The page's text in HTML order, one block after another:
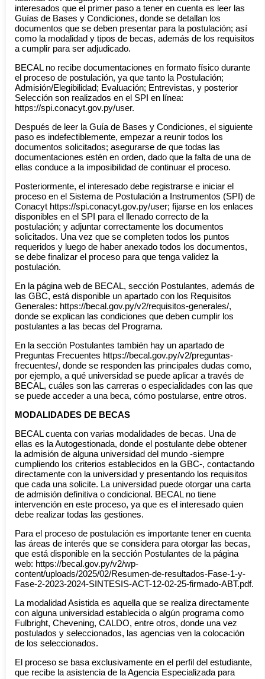
interesados que el primer paso a tener en cuenta es leer las
Guías de Bases y Condiciones, donde se detallan los
documentos que se deben presentar para la postulación; así
como la modalidad y tipos de becas, además de los requisitos
a cumplir para ser adjudicado.
BECAL no recibe documentaciones en formato físico durante
el proceso de postulación, ya que tanto la Postulación;
Admisión/Elegibilidad; Evaluación; Entrevistas, y posterior
Selección son realizados en el SPI en línea:
https://spi.conacyt.gov.py/user.
Después de leer la Guía de Bases y Condiciones, el siguiente
paso es indefectiblemente, empezar a reunir todos los
documentos solicitados; asegurarse de que todas las
documentaciones estén en orden, dado que la falta de una de
ellas conduce a la imposibilidad de continuar el proceso.
Posteriormente, el interesado debe registrarse e iniciar el
proceso en el Sistema de Postulación a Instrumentos (SPI) de
Conacyt https://spi.conacyt.gov.py/user; fijarse en los enlaces
disponibles en el SPI para el llenado correcto de la
postulación; y adjuntar correctamente los documentos
solicitados. Una vez que se completen todos los puntos
requeridos y luego de haber anexado todos los documentos,
se debe finalizar el proceso para que tenga validez la
postulación.
En la página web de BECAL, sección Postulantes, además de
las GBC, está disponible un apartado con los Requisitos
Generales: https://becal.gov.py/v2/requisitos-generales/,
donde se explican las condiciones que deben cumplir los
postulantes a las becas del Programa.
En la sección Postulantes también hay un apartado de
Preguntas Frecuentes https://becal.gov.py/v2/preguntas-
frecuentes/, donde se responden las principales dudas como,
por ejemplo, a qué universidad se puede aplicar a través de
BECAL, cuáles son las carreras o especialidades con las que
se puede acceder a una beca, cómo postularse, entre otros.
MODALIDADES DE BECAS
BECAL cuenta con varias modalidades de becas. Una de
ellas es la Autogestionada, donde el postulante debe obtener
la admisión de alguna universidad del mundo -siempre
cumpliendo los criterios establecidos en la GBC-, contactando
directamente con la universidad y presentando los requisitos
que cada una solicite. La universidad puede otorgar una carta
de admisión definitiva o condicional. BECAL no tiene
intervención en este proceso, ya que es el interesado quien
debe realizar todas las gestiones.
Para el proceso de postulación es importante tener en cuenta
las áreas de interés que se considera para otorgar las becas,
que está disponible en la sección Postulantes de la página
web: https://becal.gov.py/v2/wp-
content/uploads/2025/02/Resumen-de-resultados-Fase-1-y-
Fase-2-2023-2024-SINTESIS-ACT-12-02-25-firmado-ABT.pdf.
La modalidad Asistida es aquella que se realiza directamente
con alguna universidad establecida o algún programa como
Fulbright, Chevening, CALDO, entre otros, donde una vez
postulados y seleccionados, las agencias ven la colocación
de los seleccionados.
El proceso se basa exclusivamente en el perfil del estudiante,
que recibe la asistencia de la Agencia Especializada para